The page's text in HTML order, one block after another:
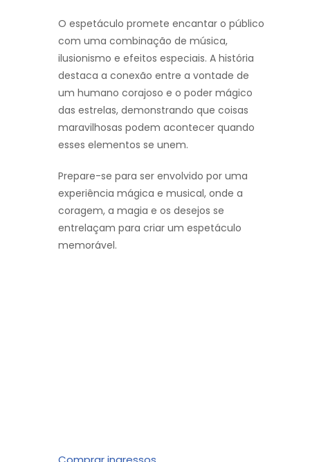
O espetáculo promete encantar o público
com uma combinação de música,
ilusionismo e efeitos especiais. A história
destaca a conexão entre a vontade de
um humano corajoso e o poder mágico
das estrelas, demonstrando que coisas
maravilhosas podem acontecer quando
esses elementos se unem.
Prepare-se para ser envolvido por uma
experiência mágica e musical, onde a
coragem, a magia e os desejos se
entrelaçam para criar um espetáculo
memorável.